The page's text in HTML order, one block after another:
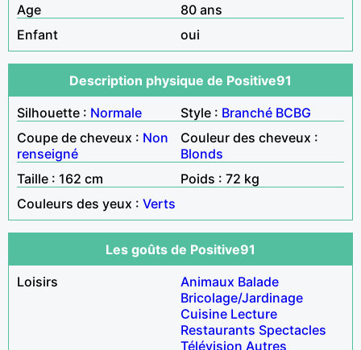
Age
80 ans
Enfant
oui
Description physique de Positive91
Silhouette : Normale Style : Branché BCBG
Coupe de cheveux : Non
renseigné
Couleur des cheveux :
Blonds
Taille : 162 cm
Poids : 72 kg
Couleurs des yeux : Verts
Les goûts de Positive91
Loisirs
Animaux Balade
Bricolage/Jardinage
Cuisine Lecture
Restaurants Spectacles
Télévision Autres